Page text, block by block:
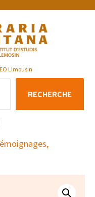
Limousin
RECHERCHE